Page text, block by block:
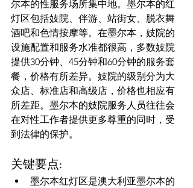
尔本的性服务场所集中地。墨尔本的红
灯区包括妓院、伴游、站街女、脱衣舞
酒吧和色情按摩等。在墨尔本，妓院的
设施配置和服务水准都很高，多数妓院
提供30分钟、45分钟和60分钟的服务套
餐，价格有所差异。妓院的级别分为大
众店、标准店和高级店，价格也相应有
所差距。墨尔本的妓院服务人员往往会
在对性工作者提供更多尊重的同时，受
关键要点:
墨尔本红灯区是澳大利亚墨尔本的